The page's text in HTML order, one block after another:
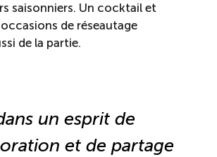
saisonniers. Un cocktail et
de réseautage
de la partie.
un esprit de
et de partage